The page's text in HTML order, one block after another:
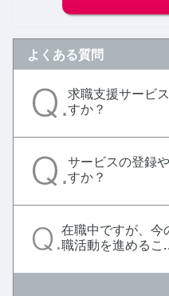
よくある質問
求職支援サービ
すか？
サービスの登録
すか？
在職中ですが、今
職活動を進めるこ